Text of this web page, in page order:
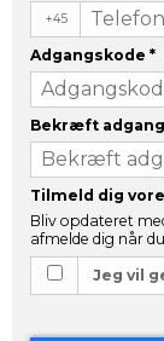
+45
Adgangskode *
Bekræft
Tilmeld dig
Bliv opdateret
afmelde dig når
Jeg vil